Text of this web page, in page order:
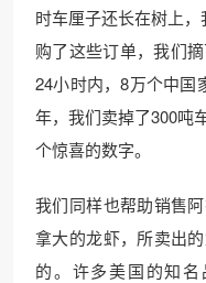
时车厘子还长在树上
购了这些订单，我们
24小时内，8万个中国
年，我们卖掉了300吨
个惊喜的数字。
我们同样也帮助销售
拿大的龙虾，所卖出
的。许多美国的知